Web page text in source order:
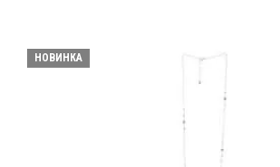
НОВИНКА